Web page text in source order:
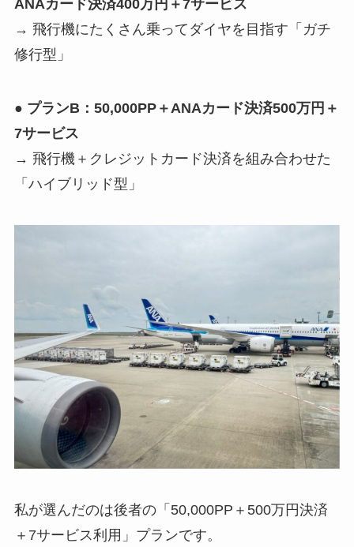
ANAカード決済400万円＋7サービス
→ 飛行機にたくさん乗ってダイヤを目指す「ガチ
修行型」
● プランB：50,000PP＋ANAカード決済500万円＋
7サービス
→ 飛行機＋クレジットカード決済を組み合わせた
「ハイブリッド型」
私が選んだのは後者の「50,000PP＋500万円決済
＋7サービス利用」プランです。